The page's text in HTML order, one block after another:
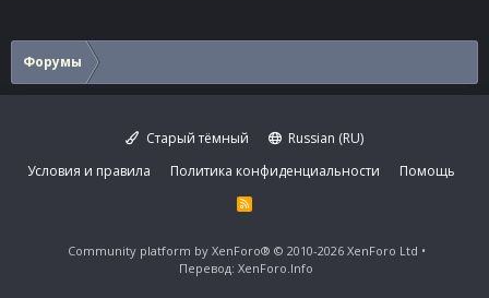
Форумы
Старый тёмный
Russian (RU)
Условия и правила
Политика конфиденциальности Помощь
R
Community platform by XenForo® © 2010-2026 XenForo Ltd
Перевод: XenForo.Info